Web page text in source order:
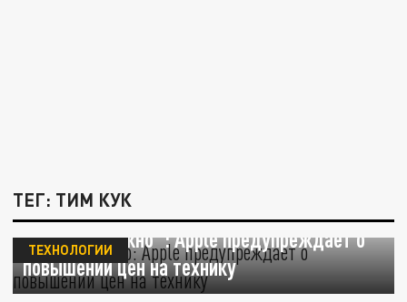
ТЕГ: ТИМ КУК
"Это неизбежно": Apple предупреждает о
повышении цен на технику
ТЕХНОЛОГИИ